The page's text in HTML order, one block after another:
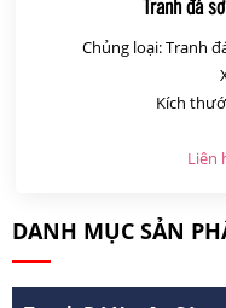
Chủng loại: Tranh
Kích
Liên
DANH MỤC SẢN